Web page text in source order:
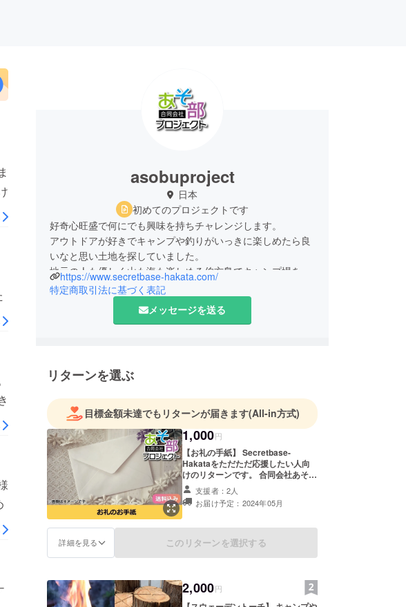
asobuproject
日本
初めてのプロジェクトです
好奇心旺盛で何にでも興味を持ちチャレンジします。
アウトドアが好きでキャンプや釣りがいっきに楽しめたら良
いなと思い土地を探していました。
地元の人も優しく山も海も楽しめる伯方島でキャンプ場を運
営することを決めました。
https://www.secretbase-hakata.com/
特定商取引法に基づく表記
メッセージを送る
リターンを選ぶ
目標金額未達でもリターンが届きます(All-in方式)
1,000円
【お礼の手紙】 Secretbase-
Hakataをただただ応援したい人向
けのリターンです。 合同会社あそ部
プロジェクト代表 福平から心を込め
てお礼の手紙をお送りさせていただ
きます。 なお、支援時に上乗せ支援
せ、大歓迎です！ ※送料込みのお値
段です。
支援者：2人
お届け予定：2024年05月
詳細を見る このリターンを選択する
2,000円